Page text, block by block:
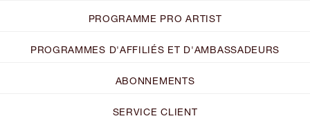
PROGRAMME PRO ARTIST
PROGRAMMES D'AFFILIÉS ET D'AMBASSADEURS
ABONNEMENTS
SERVICE CLIENT